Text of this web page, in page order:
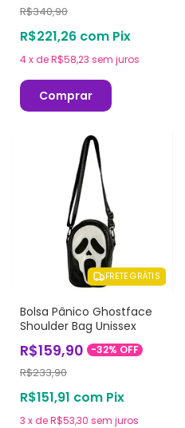
R$340,90
R$221,26 com Pix
4xdeR$58,23 sem juros
Comprar
FRETE GRÁTIS
Bolsa Pânico Ghostface
Shoulder Bag Unissex
R$159,90 -32% OFF
R$233,90
R$151,91 com Pix
3 xdeR$53,30 sem juros